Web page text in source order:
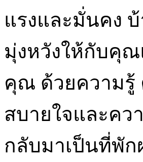
แรงและมั่นคง
มุ่งหวังให้กับคุ
คุณ ด้วยความรู้
สบายใจและค
กลับมาเป็นที่พั